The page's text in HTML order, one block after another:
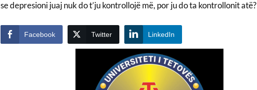
se depresioni juaj nuk do t’ju kontrollojë më, por ju do ta kontrollonit atë?
Facebook Twitter LinkedIn